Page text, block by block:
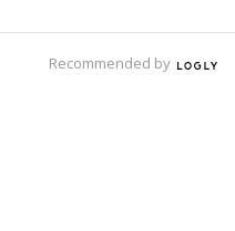
Recommended by